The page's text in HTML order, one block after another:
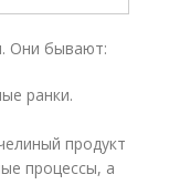
Они бывают:
ранки.
продукт
процессы, а